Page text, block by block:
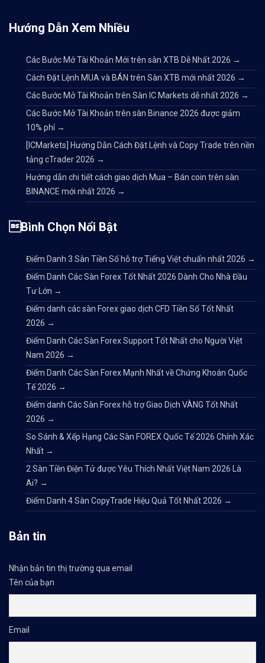
Hướng Dẫn Xem Nhiều
Các Bước Mở Tài Khoản Mới trên sàn XTB Dễ Nhất 2026 →
Cách Đặt Lệnh MUA và BÁN trên Sàn XTB mới nhất 2026 →
Các Bước Mở Tài Khoản trên Sàn IC Markets dễ nhất 2026 →
Các Bước Mở Tài Khoản trên sàn Binance 2026 được giảm
10% phí →
[ICMarkets] Hướng Dẫn Cách Đặt Lệnh và Copy Trade trên nền
tảng cTrader 2026 →
Hướng dẫn chi tiết cách giao dịch Mua – Bán coin trên sàn
BINANCE mới nhất 2026 →
Bình Chọn Nổi Bật
Điểm Danh 3 Sàn Tiền Số hỗ trợ Tiếng Việt chuẩn nhất 2026 →
Điểm Danh Các Sàn Forex Tốt Nhất 2026 Dành Cho Nhà Đầu
Tư Lớn →
Điểm danh các sàn Forex giao dịch CFD Tiền Số Tốt Nhất
2026 →
Điểm Danh Các Sàn Forex Support Tốt Nhất cho Người Việt
Nam 2026 →
Điểm Danh Các Sàn Forex Mạnh Nhất về Chứng Khoán Quốc
Tế 2026 →
Điểm danh Các Sàn Forex hỗ trợ Giao Dịch VÀNG Tốt Nhất
2026 →
So Sánh & Xếp Hạng Các Sàn FOREX Quốc Tế 2026 Chính Xác
Nhất →
2 Sàn Tiền Điện Tử được Yêu Thích Nhất Việt Nam 2026 Là
Ai? →
Điểm Danh 4 Sàn CopyTrade Hiệu Quả Tốt Nhất 2026 →
Bản tin
Nhận bản tin thị trường qua email
Tên của bạn
Email